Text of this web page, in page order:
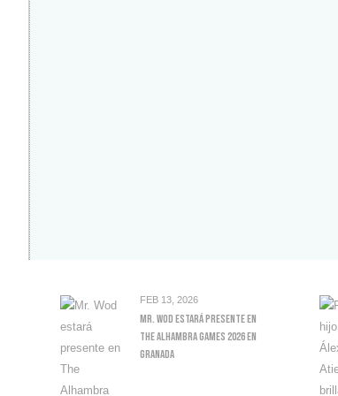
FEB 13, 2026
Mr. Wod Estará Presente En
The Alhambra Games 2026 En
Granada